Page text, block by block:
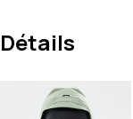
Détails